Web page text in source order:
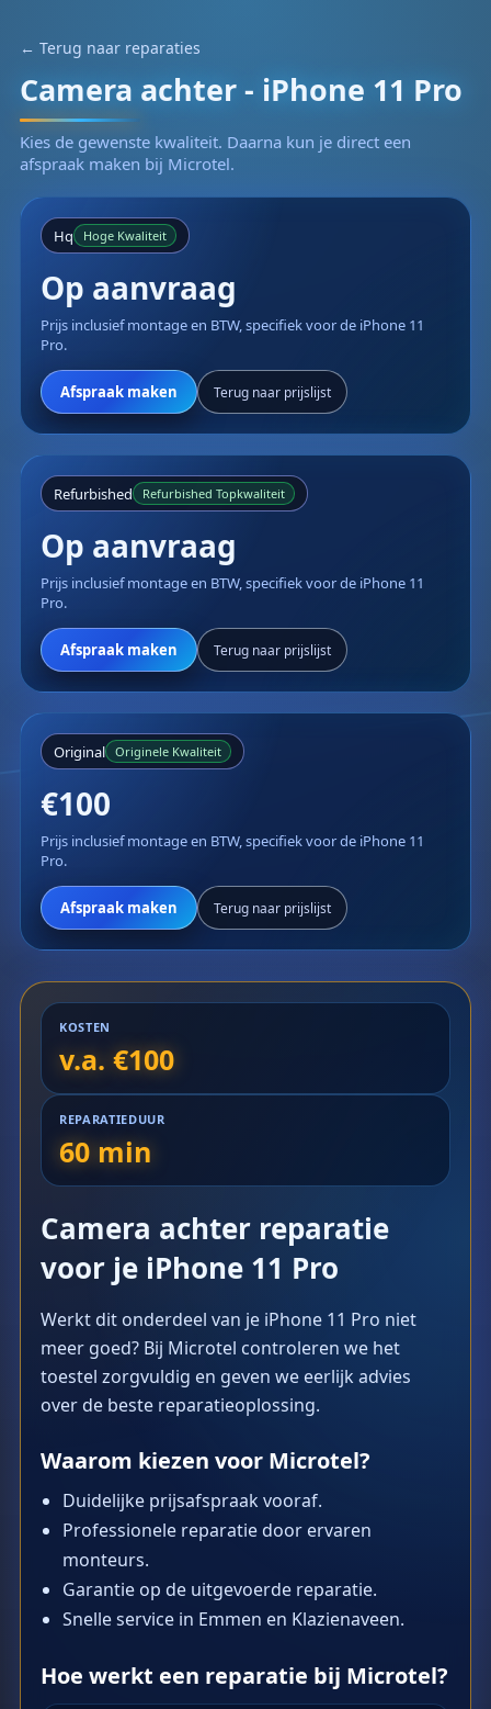
← Terug naar reparaties
Camera achter - iPhone 11 Pro
Kies de gewenste kwaliteit. Daarna kun je direct een
afspraak maken bij Microtel.
Hq Hoge Kwaliteit
Op aanvraag
Prijs inclusief montage en BTW, specifiek voor de iPhone 11
Pro.
Afspraak maken Terug naar prijslijst
Refurbished Refurbished Topkwaliteit
Op aanvraag
Prijs inclusief montage en BTW, specifiek voor de iPhone 11
Pro.
Afspraak maken Terug naar prijslijst
Original Originele Kwaliteit
€100
Prijs inclusief montage en BTW, specifiek voor de iPhone 11
Pro.
Afspraak maken Terug naar prijslijst
KOSTEN
v.a. €100
REPARATIEDUUR
60 min
Camera achter reparatie
voor je iPhone 11 Pro
Werkt dit onderdeel van je iPhone 11 Pro niet
meer goed? Bij Microtel controleren we het
toestel zorgvuldig en geven we eerlijk advies
over de beste reparatieoplossing.
Waarom kiezen voor Microtel?
Duidelijke prijsafspraak vooraf.
Professionele reparatie door ervaren
monteurs.
Garantie op de uitgevoerde reparatie.
Snelle service in Emmen en Klazienaveen.
Hoe werkt een reparatie bij Microtel?